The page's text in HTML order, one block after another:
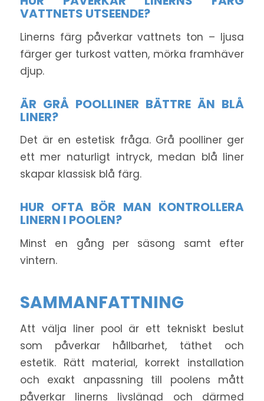
VATTNETS UTSEENDE?
Linerns färg påverkar vattnets ton – ljusa
färger ger turkost vatten, mörka framhäver
djup.
ÄR GRÅ POOLLINER BÄTTRE ÄN BLÅ
LINER?
Det är en estetisk fråga. Grå poolliner ger
ett mer naturligt intryck, medan blå liner
skapar klassisk blå färg.
HUR OFTA BÖR MAN KONTROLLERA
LINERN I POOLEN?
Minst en gång per säsong samt efter
vintern.
SAMMANFATTNING
Att välja liner pool är ett tekniskt beslut
som påverkar hållbarhet, täthet och
estetik. Rätt material, korrekt installation
och exakt anpassning till poolens mått
påverkar linerns livslängd och därmed